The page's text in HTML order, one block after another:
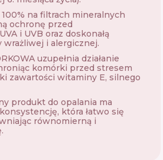
100% na filtrach mineralnych
ochronę przed
i UVB oraz doskonałą
wrażliwej i alergicznej.
uzupełnia działanie
komórki przed stresem
zawartości witaminy E, silnego
produkt do opalania ma
która łatwo się
równomierną i